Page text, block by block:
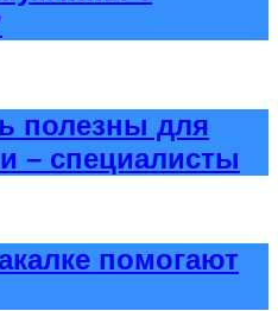
полезны для
– специалисты
помогают